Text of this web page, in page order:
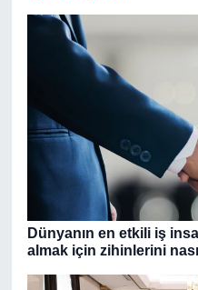
Dünyanın en etkili iş
almak için zihinlerini